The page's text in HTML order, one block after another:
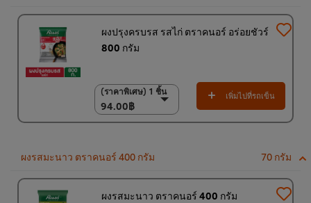
ผงปรุงครบรส รสไก่ ตราคนอร์ อร่อยชัวร์
800 กรัม
(ราคาพิเศษ) 1 ชิ้น
94.00฿
(ราคาพิเศษ) 1 ชิ้น
94.00฿
(ราคาพิเศษ) แพ็ค 10
920.00฿
เพิ่มไปที่รถเข็น
ผงรสมะนาว ตราคนอร์ 400 กรัม 70 กรัม
ผงรสมะนาว ตราคนอร์ 400 กรัม